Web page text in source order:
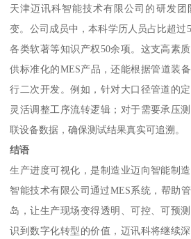
天津迈讯科智能技术有限公司的研发
变。公司成员中，本科学历人员占比超过
各类软著等知识产权50余项。这支高素
供标准化的MES产品，还能根据管道装
行二次开发。例如，针对大口径管道的
灵活调整工序流转逻辑；对于需要承压
联设备数据，确保测试结果真实可追溯。
结语
生产进度可视化，是制造业迈向智能制
智能技术有限公司通过MES系统，帮助
岛，让生产现场变得透明、可控、可预
识到数字化转型的价值，迈讯科将继续